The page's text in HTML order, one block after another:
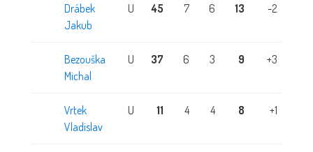
Drábek
Jakub
U 45 7 6 13 -2
Bezouška
Michal
U 37 6 3 9 +3
Vrtek
Vladislav
U 11 4 4 8 +1